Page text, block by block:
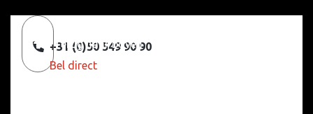
Terug naar boven
+31 (0)50 549 90 90
Bel direct